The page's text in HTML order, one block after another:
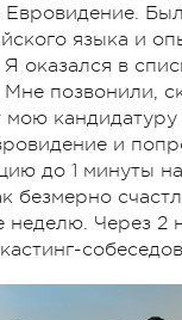
Евровидение.
языка и
оказался в
Мне позвонили,
мою
и
до 1 минуты
безмерно
неделю. Через 2